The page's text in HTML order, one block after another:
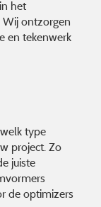
het
ontzorgen
en tekenwerk
type
project. Zo
juiste
de optimizers